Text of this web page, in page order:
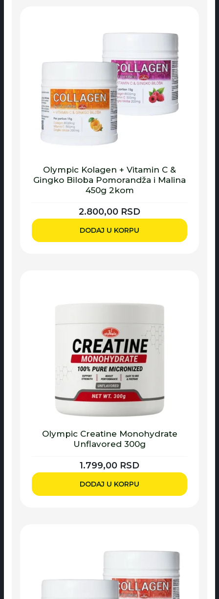
Olympic Kolagen + Vitamin C &
Gingko Biloba Pomorandža i Malina
450g 2kom
2.800,00 RSD
DODAJ U KORPU
Olympic Creatine Monohydrate
Unflavored 300g
1.799,00 RSD
DODAJ U KORPU